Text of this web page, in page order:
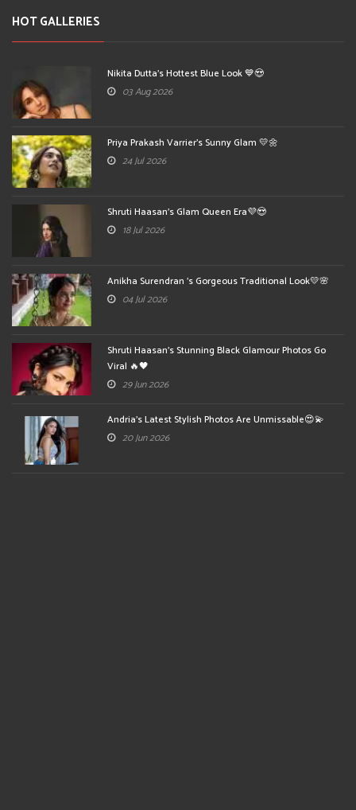
HOT GALLERIES
Nikita Dutta's Hottest Blue Look 💙😍
03 Aug 2026
Priya Prakash Varrier's Sunny Glam 💛🌼
24 Jul 2026
Shruti Haasan's Glam Queen Era💜😍
18 Jul 2026
Anikha Surendran 's Gorgeous Traditional Look💛🌸
04 Jul 2026
Shruti Haasan's Stunning Black Glamour Photos Go
Viral 🔥🖤
29 Jun 2026
Andria's Latest Stylish Photos Are Unmissable😍💫
20 Jun 2026